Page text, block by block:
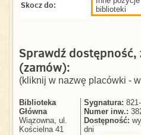
Skocz do:
biblioteki
Sprawdź dostępność,
(zamów):
(kliknij w nazwę placówki -
Biblioteka
Główna
Wiązowna, ul.
Kościelna 41
Sygnatura:
Numer inw.:
Dostępność:
dni